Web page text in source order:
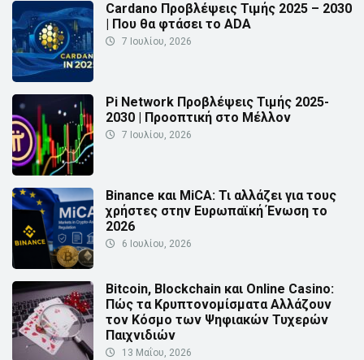
Cardano Προβλέψεις Τιμής 2025 – 2030
| Που θα φτάσει το ADA
7 Ιουλίου, 2026
Pi Network Προβλέψεις Τιμής 2025-
2030 | Προοπτική στο Μέλλον
7 Ιουλίου, 2026
Binance και MiCA: Τι αλλάζει για τους
χρήστες στην Ευρωπαϊκή Ένωση το
2026
6 Ιουλίου, 2026
Bitcoin, Blockchain και Online Casino:
Πώς τα Κρυπτονομίσματα Αλλάζουν
τον Κόσμο των Ψηφιακών Τυχερών
Παιχνιδιών
13 Μαΐου, 2026